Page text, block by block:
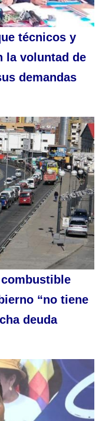
técnicos y
la voluntad de
demandas
“no tiene
deuda